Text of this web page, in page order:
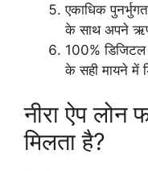
एकाधिक
के साथ अपने
100% डिजिटल
के सही मायने में
नीरा ऐप लोन
मिलता है?